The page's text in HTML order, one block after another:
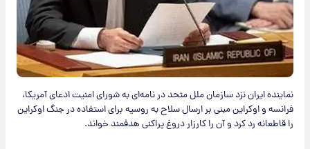
نماینده ایران نزد سازمان ملل متحد در نامه‌ای به شورای امنیت ادعای آمریکا،
فرانسه و اوکراین مبنی بر ارسال سلاح به روسیه برای استفاده در جنگ اوکراین
را قاطعانه رد کرد و آن را کارزار دروغ پراکنی هدفمند خواند.